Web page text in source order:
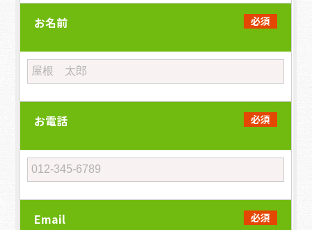
お名前 必須
お電話 必須
Email 必須